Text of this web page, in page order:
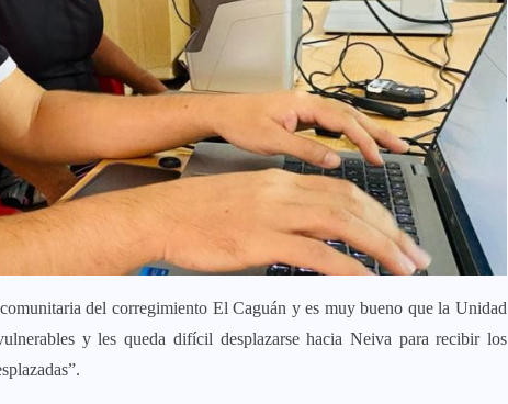
del corregimiento El Caguán y es muy bueno que la Unidad
y les queda difícil desplazarse hacia Neiva para recibir los